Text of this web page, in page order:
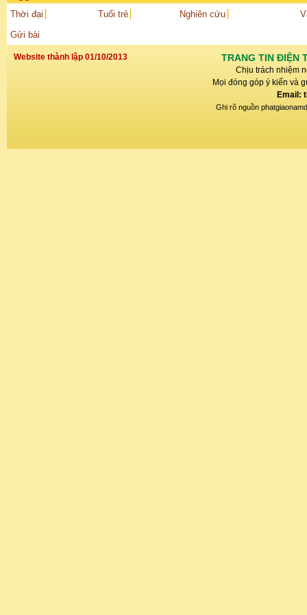
Thời đại
Tuổi trẻ Nghiên cứu
Gửi bài
Website thành lập 01/10/2013 TRANG TIN ĐIỆN
Chịu trách nhiệm
Mọi đóng góp ý kiến và
Email:
Ghi rõ nguồn